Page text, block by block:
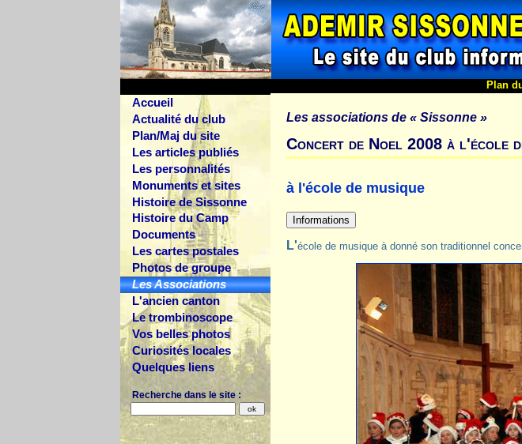
Accueil
Actualité du club
Plan/Maj du site
Les articles publiés
Les personnalités
Monuments et sites
Histoire de Sissonne
Histoire du Camp
Documents
Les cartes postales
Photos de groupe
Les Associations
L'ancien canton
Le trombinoscope
Vos belles photos
Curiosités locales
Quelques liens
Recherche dans le site :
Plan
Les associations de « Sissonne »
Concert de Noel 2008 à l'école
à l'école de musique
L'école de musique à donné son traditionnel